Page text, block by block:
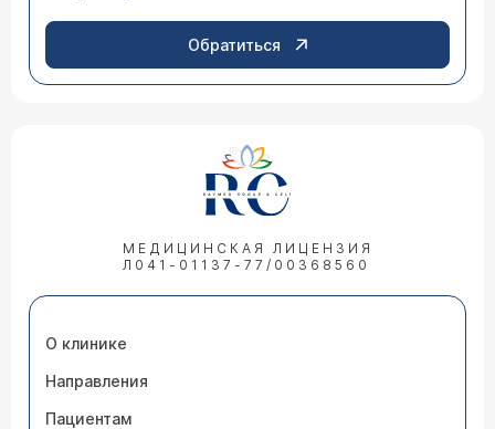
Обратиться
МЕДИЦИНСКАЯ ЛИЦЕНЗИЯ
Л041-01137-77/00368560
О клинике
Направления
Пациентам